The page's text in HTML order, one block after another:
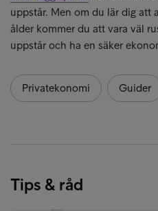
uppstår. Men om du lär dig att
ålder kommer du att vara väl
uppstår och ha en säker
Privatekonomi Guider
Tips & råd